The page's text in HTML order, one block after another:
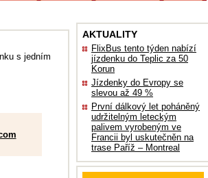
s jedním
AKTUALITY
FlixBus tento týden nabízí
jízdenku do Teplic za 50
Korun
Jízdenky do Evropy se
slevou až 49 %
První dálkový let poháněný
udržitelným leteckým
palivem vyrobeným ve
Francii byl uskutečněn na
trase Paříž – Montreal